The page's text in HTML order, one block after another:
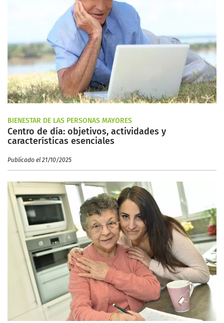
BIENESTAR DE LAS PERSONAS MAYORES
Centro de día: objetivos, actividades y
características esenciales
Publicado el 21/10/2025